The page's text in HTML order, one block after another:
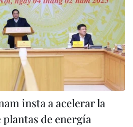
insta a acelerar la
de energía